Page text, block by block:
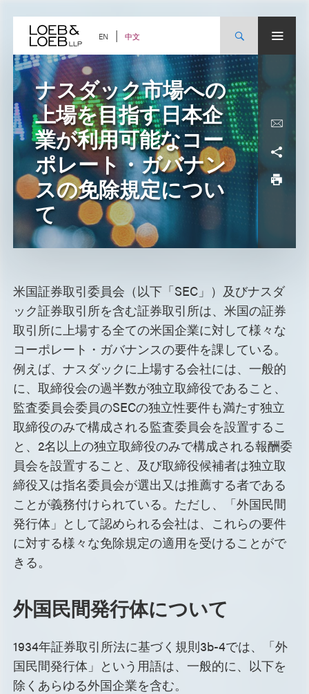
content EN 中文
ナスダック市場への
上場を目指す日本企
業が利用可能なコー
ポレート・ガバナン
スの免除規定につい
て
米国証券取引委員会（以下「SEC」）及びナスダ
ック証券取引所を含む証券取引所は、米国の証券
取引所に上場する全ての米国企業に対して様々な
コーポレート・ガバナンスの要件を課している。
例えば、ナスダックに上場する会社には、一般的
に、取締役会の過半数が独立取締役であること、
監査委員会委員のSECの独立性要件も満たす独立
取締役のみで構成される監査委員会を設置するこ
と、2名以上の独立取締役のみで構成される報酬委
員会を設置すること、及び取締役候補者は独立取
締役又は指名委員会が選出又は推薦する者である
ことが義務付けられている。ただし、「外国民間
発行体」として認められる会社は、これらの要件
に対する様々な免除規定の適用を受けることがで
きる。
外国民間発行体について
1934年証券取引所法に基づく規則3b-4では、「外
国民間発行体」という用語は、一般的に、以下を
除くあらゆる外国企業を含む。